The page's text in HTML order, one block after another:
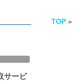
TOP »
サービ